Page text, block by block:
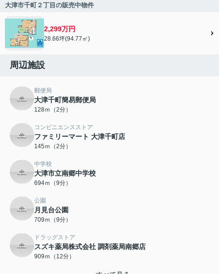
大津市千町２丁目の販売中物件
2,299万円
28.66坪(94.77㎡)
周辺施設
郵便局
大津千町簡易郵便局
128ｍ（2分）
コンビニエンスストア
ファミリーマート 大津千町店
145ｍ（2分）
中学校
大津市立南郷中学校
694ｍ（9分）
公園
月見台公園
709ｍ（9分）
ドラッグストア
スズキ薬局株式会社 調剤薬局南郷店
909ｍ（12分）